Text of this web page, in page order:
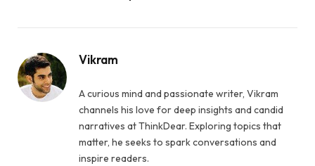
Vikram
A curious mind and passionate writer, Vikram
channels his love for deep insights and candid
narratives at ThinkDear. Exploring topics that
matter, he seeks to spark conversations and
inspire readers.